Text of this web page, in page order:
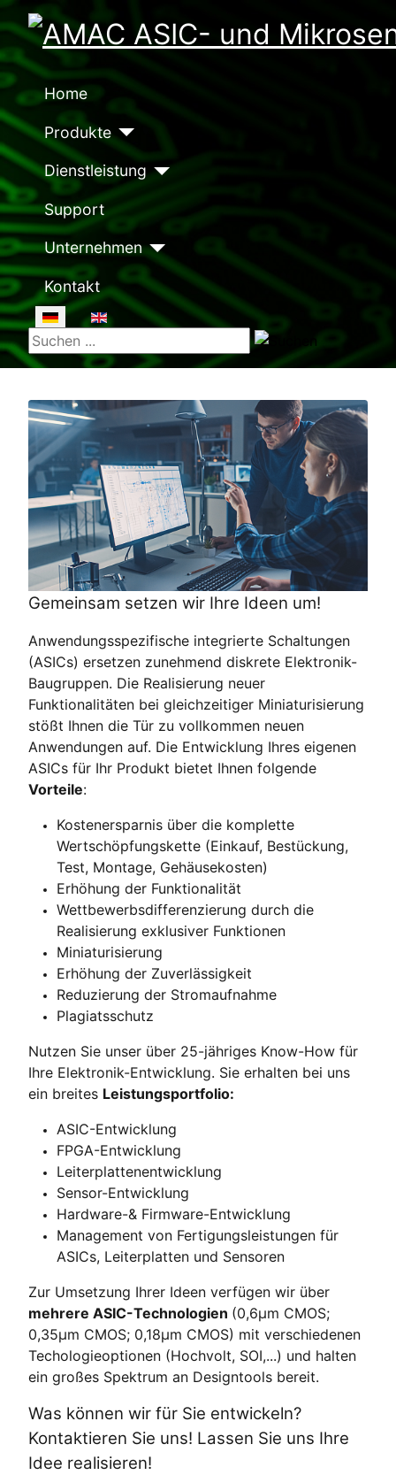
Home
Produkte
Dienstleistung
Support
Unternehmen
Kontakt
Sprache auswählen
Suchen ...
Gemeinsam setzen wir Ihre Ideen um!
Anwendungsspezifische integrierte Schaltungen
(ASICs) ersetzen zunehmend diskrete Elektronik-
Baugruppen. Die Realisierung neuer
Funktionalitäten bei gleichzeitiger Miniaturisierung
stößt Ihnen die Tür zu vollkommen neuen
Anwendungen auf. Die Entwicklung Ihres eigenen
ASICs für Ihr Produkt bietet Ihnen folgende
Vorteile:
Kostenersparnis über die komplette
Wertschöpfungskette (Einkauf, Bestückung,
Test, Montage, Gehäusekosten)
Erhöhung der Funktionalität
Wettbewerbsdifferenzierung durch die
Realisierung exklusiver Funktionen
Miniaturisierung
Erhöhung der Zuverlässigkeit
Reduzierung der Stromaufnahme
Plagiatsschutz
Nutzen Sie unser über 25-jähriges Know-How für
Ihre Elektronik-Entwicklung. Sie erhalten bei uns
ein breites Leistungsportfolio:
ASIC-Entwicklung
FPGA-Entwicklung
Leiterplattenentwicklung
Sensor-Entwicklung
Hardware-& Firmware-Entwicklung
Management von Fertigungsleistungen für
ASICs, Leiterplatten und Sensoren
Zur Umsetzung Ihrer Ideen verfügen wir über
mehrere ASIC-Technologien (0,6µm CMOS;
0,35µm CMOS; 0,18µm CMOS) mit verschiedenen
Techologieoptionen (Hochvolt, SOI,...) und halten
ein großes Spektrum an Designtools bereit.
Was können wir für Sie entwickeln?
Kontaktieren Sie uns! Lassen Sie uns Ihre
Idee realisieren!